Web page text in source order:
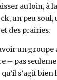
au loin, à
un peu soul,
des prairies.
un
– pas
s’agit